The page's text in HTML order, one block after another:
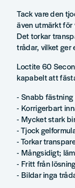
Tack vare den
även utmärkt
Det torkar
trådar, vilket ger
Loctite 60
kapabelt att
- Snabb
- Korrigerbart
- Mycket stark
- Tjock
- Torkar
- Mångsidigt;
- Fritt från
- Bildar inga